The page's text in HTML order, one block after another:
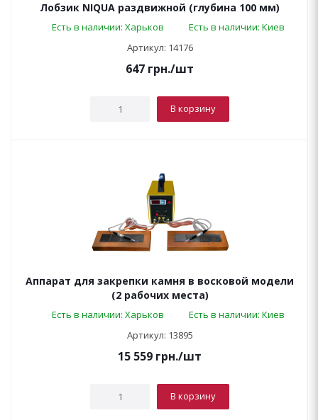
Лобзик NIQUA раздвижной (глубина 100 мм)
Есть в наличии: Харьков
Есть в наличии: Киев
Артикул: 14176
647 грн./шт
В корзину
Аппарат для закрепки камня в восковой модели
(2 рабочих места)
Есть в наличии: Харьков
Есть в наличии: Киев
Артикул: 13895
15 559 грн./шт
В корзину